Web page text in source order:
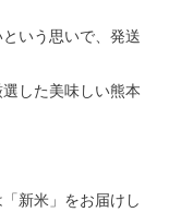
いう思いで、発送
した美味しい熊本
新米」をお届けし